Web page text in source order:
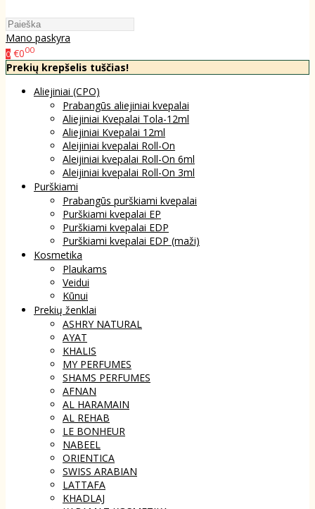
Mano paskyra
0 €000
Prekių krepšelis tuščias!
Aliejiniai (CPO)
Prabangūs aliejiniai kvepalai
Aliejiniai Kvepalai Tola-12ml
Aliejiniai Kvepalai 12ml
Aleijiniai kvepalai Roll-On
Aleijiniai kvepalai Roll-On 6ml
Aleijiniai kvepalai Roll-On 3ml
Purškiami
Prabangūs purškiami kvepalai
Purškiami kvepalai EP
Purškiami kvepalai EDP
Purškiami kvepalai EDP (maži)
Kosmetika
Plaukams
Veidui
Kūnui
Prekių ženklai
ASHRY NATURAL
AYAT
KHALIS
MY PERFUMES
SHAMS PERFUMES
AFNAN
AL HARAMAIN
AL REHAB
LE BONHEUR
NABEEL
ORIENTICA
SWISS ARABIAN
LATTAFA
KHADLAJ